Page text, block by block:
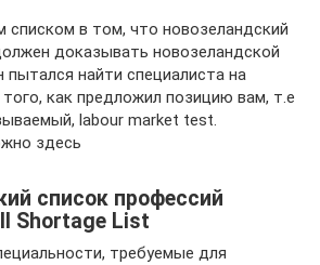
списком в том, что новозеландский
доказывать новозеландской
пытался найти специалиста на
как предложил позицию вам, т.е
labour market test.
здесь
список профессий
Shortage List
требуемые для